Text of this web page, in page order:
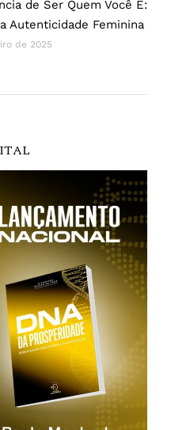
de Ser Quem Você É:
Autenticidade Feminina
de 2025